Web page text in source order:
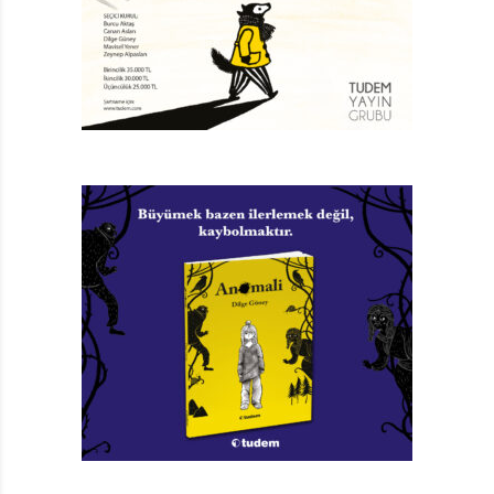
porsuk Frenki’nin havaların hâkimi Hop Güm’e
özenmesi boşa değil. Ne yazık ki porsuklar uçamaz.
Hele de Frenki kadar sakarlarsa. Ama her seferinde
başına bir aksilik gelse de Frenki uçmayı kafasına
koymuş bir kere. Üstelik uçuş denemeleri fiyaskoyla
koruyan dostları var. Çünkü kendine olan inancını hiç
yitirmiyor. Çünkü en berbat durumda bile fark ettiği bir
güzelliğe odaklanıyor. Çünkü yenilgilerden sonuç
çıkarmak yerine deneyimler biriktiriyor: Çamura
bulandığında kapkara hâline bayılıyor, rüzgâr onu
kartal yuvasına sürüklediğinde kartal yavrularına
hayran kalıyor, çalılıkların arasına düştüğünde şahane
bir yaprak keşfediyor.
Bir gün Frenki, Hop Güm’ün ortalıkta görünmediğini
fark ediyor. Genelde herkes sakar Frenki için